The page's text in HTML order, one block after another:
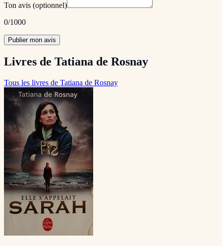
Ton avis (optionnel)
0/1000
Publier mon avis
Livres de Tatiana de Rosnay
Tous les livres de Tatiana de Rosnay